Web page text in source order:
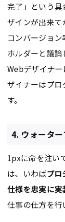
完了」という具
ザインが出来て
コンバージョ
ホルダーと議論
Webデザイナー
ザイナーはプ
す。
4. ウォータ
1pxに命を注い
は、いわばプ
仕様を忠実に実
仕事の仕方を行